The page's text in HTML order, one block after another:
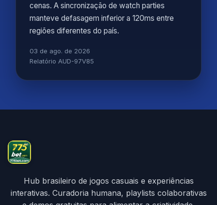
cenas. A sincronização de watch parties
manteve defasagem inferior a 120ms entre
regiões diferentes do país.
03 de ago. de 2026
Relatório AUD-97V85
Hub brasileiro de jogos casuais e experiências
interativas. Curadoria humana, playlists colaborativas